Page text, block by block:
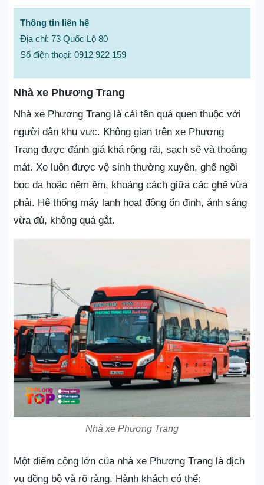
Thông tin liên hệ
Địa chỉ: 73 Quốc Lộ 80
Số điện thoại: 0912 922 159
Nhà xe Phương Trang
Nhà xe Phương Trang là cái tên quá quen thuộc với
người dân khu vực. Không gian trên xe Phương
Trang được đánh giá khá rộng rãi, sạch sẽ và thoáng
mát. Xe luôn được vệ sinh thường xuyên, ghế ngồi
bọc da hoặc nệm êm, khoảng cách giữa các ghế vừa
phải. Hệ thống máy lạnh hoạt động ổn định, ánh sáng
vừa đủ, không quá gắt.
Nhà xe Phương Trang
Một điểm cộng lớn của nhà xe Phương Trang là dịch
vụ đồng bộ và rõ ràng. Hành khách có thể: